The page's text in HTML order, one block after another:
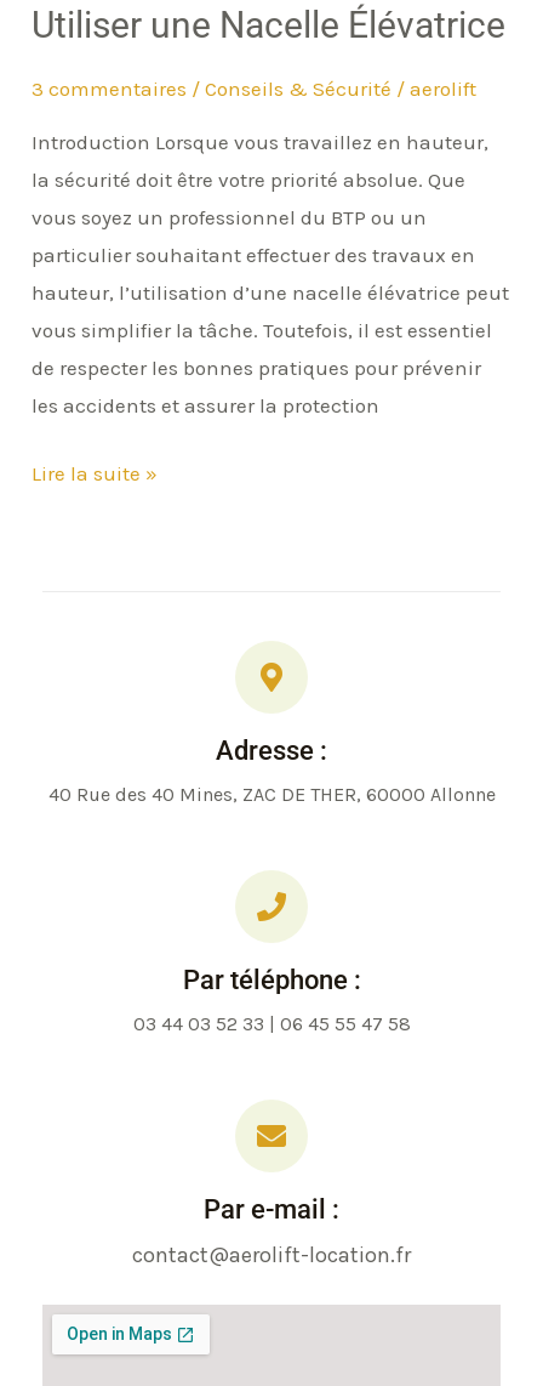
Utiliser une Nacelle Élévatrice
3 commentaires /Conseils & Sécurité /aerolift
Introduction Lorsque vous travaillez en hauteur,
la sécurité doit être votre priorité absolue. Que
vous soyez un professionnel du BTP ou un
particulier souhaitant effectuer des travaux en
hauteur, l’utilisation d’une nacelle élévatrice peut
vous simplifier la tâche. Toutefois, il est essentiel
de respecter les bonnes pratiques pour prévenir
les accidents et assurer la protection
Nacelle
Lire la suite »
Adresse :
40 Rue des 40 Mines, ZAC DE THER, 60000 Allonne
Par téléphone :
03 44 03 52 33 | 06 45 55 47 58
Par e-mail :
contact@aerolift-location.fr